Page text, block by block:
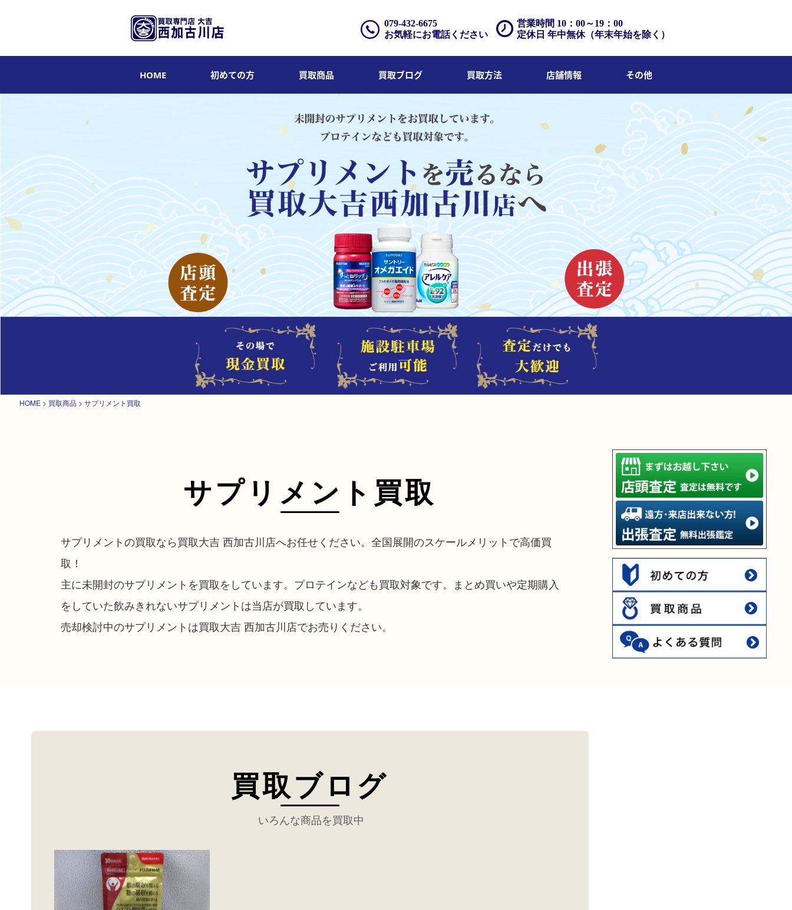
営業時間 10：00～19：00
定休日 年中無休（年末年始を除く）
079-432-6675
お気軽にお電話ください
HOME 初めての方 買取商品 買取ブログ 買取方法 店舗情報 その他
HOME > 買取商品 > サプリメント買取
サプリメント買取
サプリメントの買取なら買取大吉 西加古川店へお任せください。全国展開のスケールメリットで高価買
取！
主に未開封のサプリメントを買取をしています。プロテインなども買取対象です。まとめ買いや定期購入
をしていた飲みきれないサプリメントは当店が買取しています。
売却検討中のサプリメントは買取大吉 西加古川店でお売りください。
買取ブログ
いろんな商品を買取中